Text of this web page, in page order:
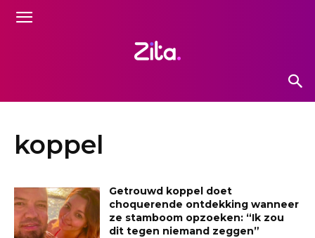
koppel
Getrouwd koppel doet
choquerende ontdekking wanneer
ze stamboom opzoeken: “Ik zou
dit tegen niemand zeggen”